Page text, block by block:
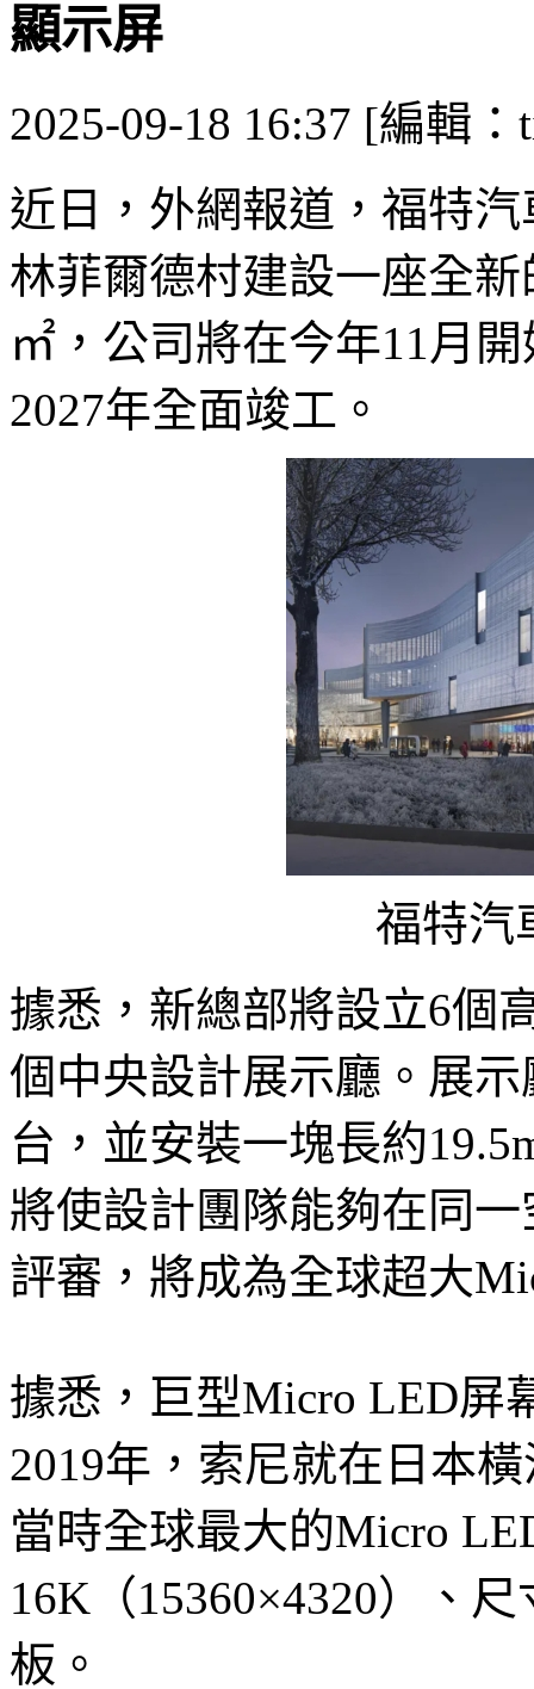
顯示屏
2025-09-18 16:37 [編輯：
近日，外網報道，福特
林菲爾德村建設一座全
㎡，公司將在今年11月
2027年全面竣工。
福特汽
據悉，新總部將設立6個
個中央設計展示廳。展
台，並安裝一塊長約
將使設計團隊能夠在同
評審，將成為全球超大
據悉，巨型Micro LED屏
2019年，索尼就在日本
當時全球最大的Micro
16K（15360×4320）、
板。